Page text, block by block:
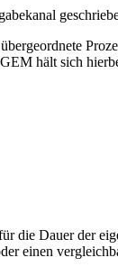
hält sich
die Dauer der
einen